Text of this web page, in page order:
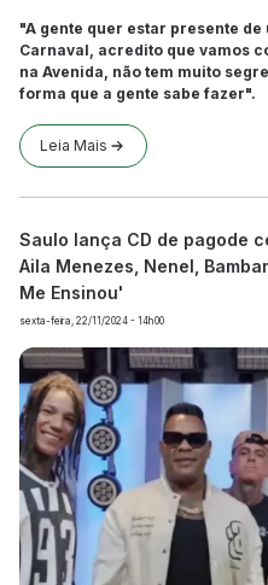
"A gente quer estar presente
Carnaval, acredito que vamos
na Avenida, não tem muito
forma que a gente sabe fazer".
Leia Mais
Saulo lança CD de pagode
Aila Menezes, Nenel,
Me Ensinou'
sexta-feira, 22/11/2024 - 14h00